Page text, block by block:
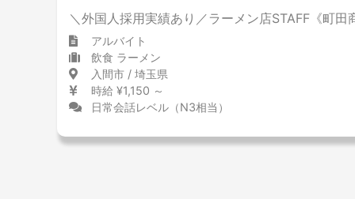
＼外国人採用実績あり／ラーメン店STAFF《町
アルバイト
飲食 ラーメン
入間市 / 埼玉県
時給 ¥1,150 ～
日常会話レベル（N3相当）